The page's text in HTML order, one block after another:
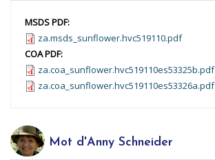
MSDS PDF:
za.msds_sunflower.hvc519110.pdf
COA PDF:
za.coa_sunflower.hvc519110es53325b.pdf
za.coa_sunflower.hvc519110es53326a.pdf
Mot d'Anny Schneider